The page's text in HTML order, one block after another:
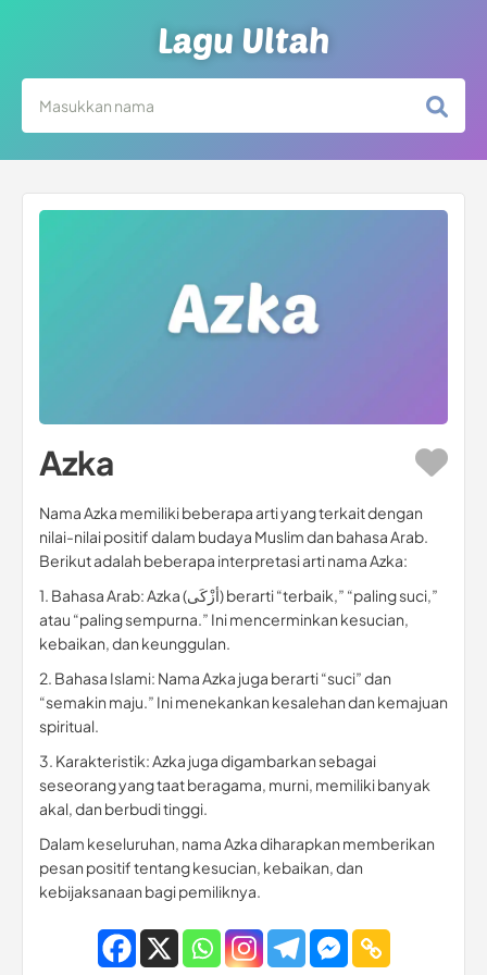
Lagu Ultah
Azka
Nama Azka memiliki beberapa arti yang terkait dengan
nilai-nilai positif dalam budaya Muslim dan bahasa Arab.
Berikut adalah beberapa interpretasi arti nama Azka:
1. Bahasa Arab: Azka (أزْكَى) berarti “terbaik,” “paling suci,”
atau “paling sempurna.” Ini mencerminkan kesucian,
kebaikan, dan keunggulan.
2. Bahasa Islami: Nama Azka juga berarti “suci” dan
“semakin maju.” Ini menekankan kesalehan dan kemajuan
spiritual.
3. Karakteristik: Azka juga digambarkan sebagai
seseorang yang taat beragama, murni, memiliki banyak
akal, dan berbudi tinggi.
Dalam keseluruhan, nama Azka diharapkan memberikan
pesan positif tentang kesucian, kebaikan, dan
kebijaksanaan bagi pemiliknya.